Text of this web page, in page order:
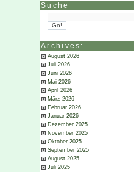
Suche
Archives:
August 2026
Juli 2026
Juni 2026
Mai 2026
April 2026
März 2026
Februar 2026
Januar 2026
Dezember 2025
November 2025
Oktober 2025
September 2025
August 2025
Juli 2025